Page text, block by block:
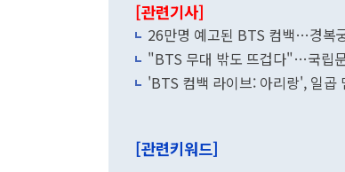
[관련기사]
26만명 예고된 BTS 컴백…경복
"BTS 무대 밖도 뜨겁다"…국립
'BTS 컴백 라이브: 아리랑', 일곱
[관련키워드]